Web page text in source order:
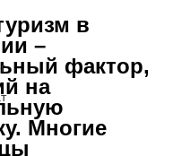
в
–
фактор,
на
Многие